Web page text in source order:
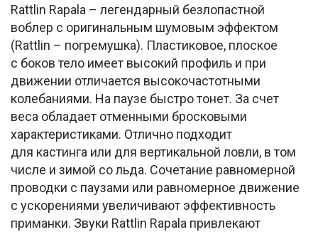
Rattlin Rapala – легендарный безлопастной
воблер с оригинальным шумовым эффектом
(Rattlin – погремушка). Пластиковое, плоское
с боков тело имеет высокий профиль и при
движении отличается высокочастотными
колебаниями. На паузе быстро тонет. За счет
веса обладает отменными бросковыми
характеристиками. Отлично подходит
для кастинга или для вертикальной ловли, в том
числе и зимой со льда. Сочетание равномерной
проводки с паузами или равномерное движение
с ускорениями увеличивают эффективность
приманки. Звуки Rattlin Rapala привлекают